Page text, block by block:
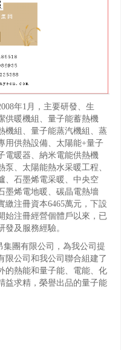
年1月，主要研發、生
供暖機組、量子能蓄熱機
機組、量子能蒸汽機組、蒸
用供熱設備、太陽能+量子
電暖器、納米電能供熱機
、太陽能熱水采暖工程、
、石墨烯電采暖、中央空
墨烯電地暖、碳晶電熱墻
繳注冊資本6465萬元，下設
始注冊經營個體戶以來，已
及服務經驗。
團有限公司，為我公司提
限公司和我公司聯合組建了
的熱能和量子能、電能、化
益求精，榮譽出品的量子能